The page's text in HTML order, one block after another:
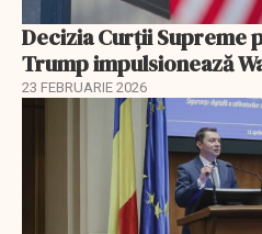
Decizia Curții Supreme
Trump impulsionează
23 FEBRUARIE 2026